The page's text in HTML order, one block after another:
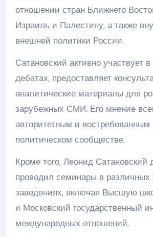
отношении стран Ближнего
Израиль и Палестину, а также
внешней политики России.
Сатановский активно участвует
дебатах, предоставляет
аналитические материалы для
зарубежных СМИ. Его мнение
авторитетным и востребованным
политическом сообществе.
Кроме того, Леонид Сатановский
проводил семинары в различных
заведениях, включая Высшую
и Московский государственный
международных отношений.